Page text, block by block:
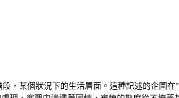
某個狀況下的生活層面。這種記述的企圖